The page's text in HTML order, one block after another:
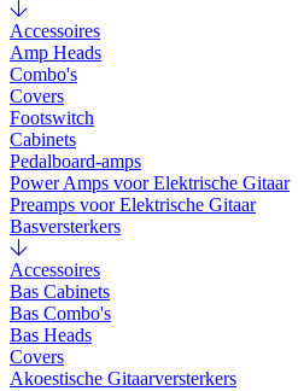
Accessoires
Amp Heads
Combo's
Covers
Footswitch
Cabinets
Pedalboard-amps
Power Amps voor Elektrische Gitaar
Preamps voor Elektrische Gitaar
Basversterkers
Accessoires
Bas Cabinets
Bas Combo's
Bas Heads
Covers
Akoestische Gitaarversterkers